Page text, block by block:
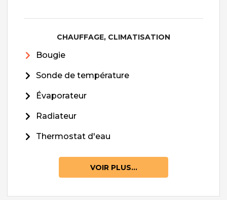
CHAUFFAGE, CLIMATISATION
Bougie
Sonde de température
Évaporateur
Radiateur
Thermostat d'eau
VOIR PLUS...